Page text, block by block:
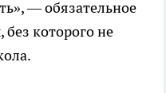
— обязательное
которого не